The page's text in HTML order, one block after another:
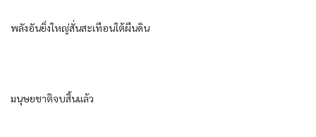
พลังอันยิ่งใหญ่สั่นสะเทือนใต้ผืนดิน
มนุษยชาติจบสิ้นแล้ว